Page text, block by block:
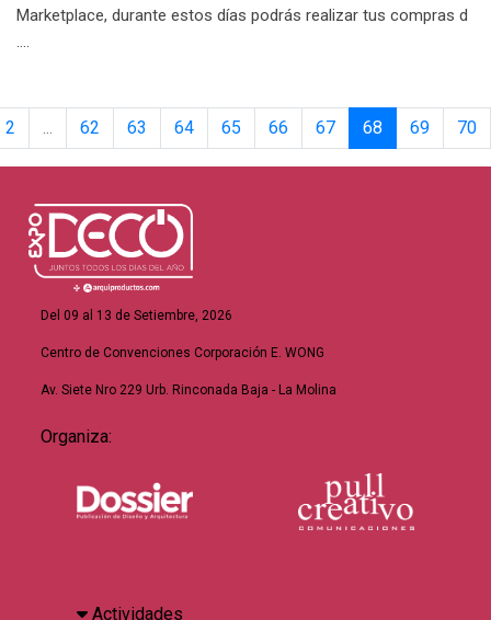
Marketplace, durante estos días podrás realizar tus compras d
2 62 63 64 65 66 67 68 69 70
Del 09 al 13 de Setiembre, 2026
Centro de Convenciones Corporación E. WONG
Av. Siete Nro 229 Urb. Rinconada Baja - La Molina
Organiza:
Actividades